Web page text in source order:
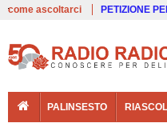
come ascoltarci PETIZIONE
PALINSESTO